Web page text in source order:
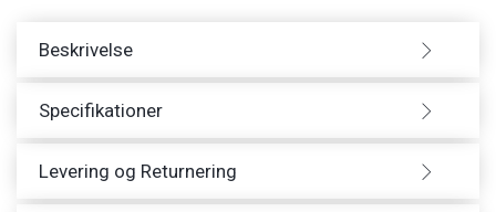
Beskrivelse
Specifikationer
Levering og Returnering